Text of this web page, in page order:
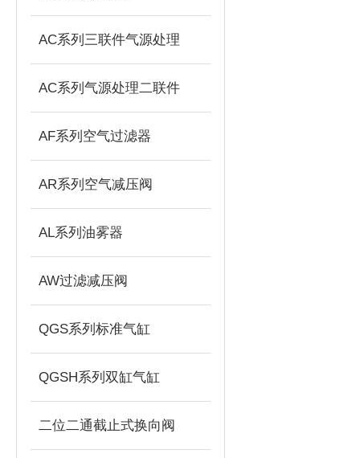
AC系列三联件气源处理
AC系列气源处理二联件
AF系列空气过滤器
AR系列空气减压阀
AL系列油雾器
AW过滤减压阀
QGS系列标准气缸
QGSH系列双缸气缸
二位二通截止式换向阀